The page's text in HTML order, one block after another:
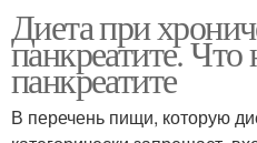
Диета при
панкреатите. Что
панкреатите
В перечень пищи, которую